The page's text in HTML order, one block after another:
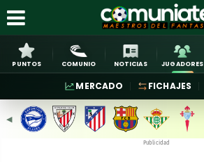
PUNTOS COMUNIO NOTICIAS JUGADORES
MERCADO FICHAJES
◀︎
Publicidad